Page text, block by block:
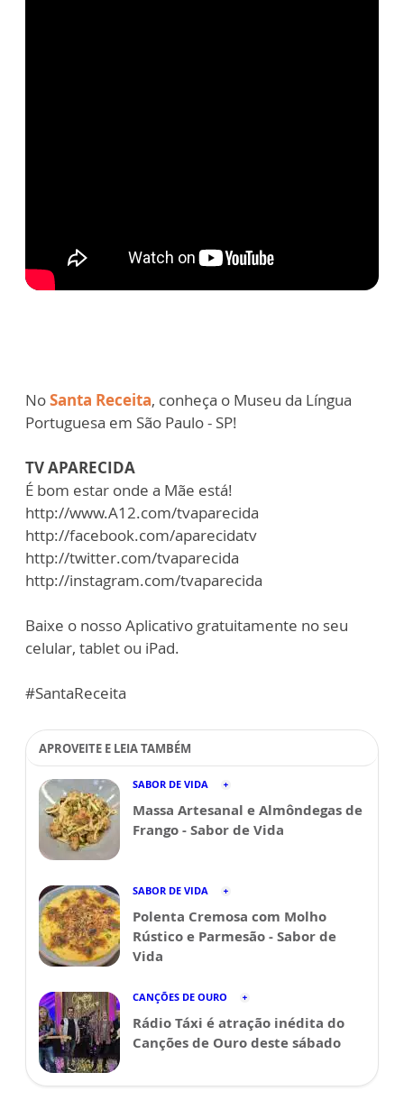
NoSanta Receita, conheça o Museu da Língua
Portuguesa em São Paulo - SP!
TV APARECIDA
É bom estar onde a Mãe está!
http://www.A12.com/tvaparecida
http://facebook.com/aparecidatv
http://twitter.com/tvaparecida
http://instagram.com/tvaparecida
Baixe o nosso Aplicativo gratuitamente no seu
celular, tablet ou iPad.
#SantaReceita
APROVEITE E LEIA TAMBÉM
SABOR DE VIDA
Massa Artesanal e Almôndegas de
Frango - Sabor de Vida
SABOR DE VIDA
Polenta Cremosa com Molho
Rústico e Parmesão - Sabor de
Vida
CANÇÕES DE OURO
Rádio Táxi é atração inédita do
Canções de Ouro deste sábado